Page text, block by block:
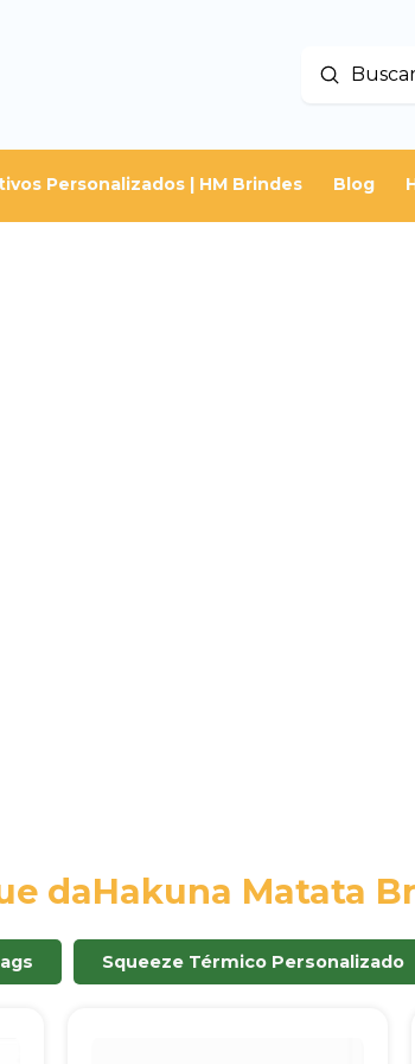
Buscar
Enviar
Personalizados | HM Brindes Blog
daHakuna Matata
Squeeze Térmico Personalizado